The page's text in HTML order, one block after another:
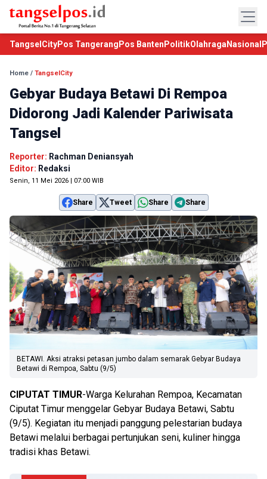
TangselCityPos Tangerang Pos Banten PolitikOlahraga Nasional
Home / TangselCity
Gebyar Budaya Betawi Di Rempoa
Didorong Jadi Kalender Pariwisata
Tangsel
Reporter: Rachman Deniansyah
Editor: Redaksi
Senin, 11 Mei 2026 | 07:00 WIB
Share Tweet Share Share
BETAWI. Aksi atraksi petasan jumbo dalam semarak Gebyar Budaya
Betawi di Rempoa, Sabtu (9/5)
CIPUTAT TIMUR-Warga Kelurahan Rempoa, Kecamatan
Ciputat Timur menggelar Gebyar Budaya Betawi, Sabtu
(9/5). Kegiatan itu menjadi panggung pelestarian budaya
Betawi melalui berbagai pertunjukan seni, kuliner hingga
tradisi khas Betawi.